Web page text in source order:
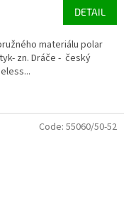
DETAIL
materiálu polar
zn. Dráče - český
Code: 55060/50-52